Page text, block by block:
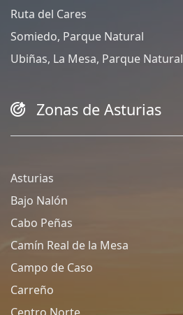
Ruta del Cares
Somiedo, Parque Natural
Ubiñas, La Mesa, Parque Natural
Zonas de Asturias
Asturias
Bajo Nalón
Cabo Peñas
Camín Real de la Mesa
Campo de Caso
Carreño